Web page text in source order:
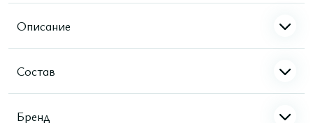
Описание
Состав
Бренд